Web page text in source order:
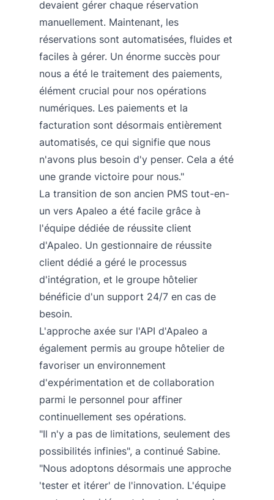
devaient gérer chaque réservation
manuellement. Maintenant, les
réservations sont automatisées, fluides et
faciles à gérer. Un énorme succès pour
nous a été le traitement des paiements,
élément crucial pour nos opérations
numériques. Les paiements et la
facturation sont désormais entièrement
automatisés, ce qui signifie que nous
n'avons plus besoin d'y penser. Cela a été
une grande victoire pour nous."
La transition de son ancien PMS tout-en-
un vers Apaleo a été facile grâce à
l'équipe dédiée de réussite client
d'Apaleo. Un gestionnaire de réussite
client dédié a géré le processus
d'intégration, et le groupe hôtelier
bénéficie d'un support 24/7 en cas de
besoin.
L'approche axée sur l'API d'Apaleo a
également permis au groupe hôtelier de
favoriser un environnement
d'expérimentation et de collaboration
parmi le personnel pour affiner
continuellement ses opérations.
"Il n'y a pas de limitations, seulement des
possibilités infinies", a continué Sabine.
"Nous adoptons désormais une approche
'tester et itérer' de l'innovation. L'équipe